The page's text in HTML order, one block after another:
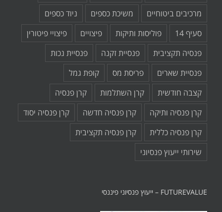
מרכיבים ביטוחיים
משיכת כספים
ניוד כספים
סעיף 14
פוליסות ותיקות פיצויים
פיצויי פיטורין
פנסיה תקציבית
פנסיית זקנה
פנסיית נכות
פנסיית שארים
פריסת מס
קופת גמל
קצבה חודשית
קרן השתלמות
קרן פנסיה
קרן פנסיה ותיקה
קרן פנסיה חדשה
קרן פנסיה יסוד
קרן פנסיה כללית
קרן פנסיה תקציבית
שירותי ייעוץ פנסיוני
FUTUREVALUE – ייעוץ פנסיוני פיננסי